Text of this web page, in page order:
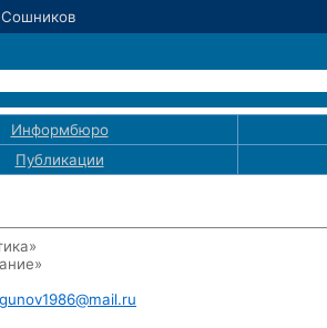
Информбюро
Публикации